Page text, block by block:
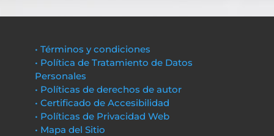
• Términos y condiciones
• Política de Tratamiento de Datos
Personales
• Políticas de derechos de autor
• Certificado de Accesibilidad
• Políticas de Privacidad Web
• Mapa del Sitio